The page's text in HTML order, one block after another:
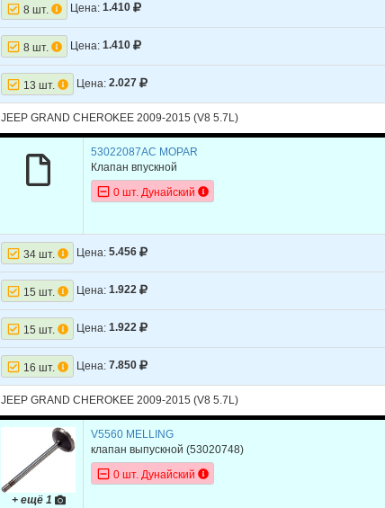
8 шт. Цена: 1.410
8 шт. Цена: 1.410
13 шт. Цена: 2.027
JEEP GRAND CHEROKEE 2009-2015 (V8 5.7L)
53022087AC MOPAR
Клапан впускной
0 шт. Дунайский
34 шт. Цена: 5.456
15 шт. Цена: 1.922
15 шт. Цена: 1.922
16 шт. Цена: 7.850
JEEP GRAND CHEROKEE 2009-2015 (V8 5.7L)
+ ещё 1
V5560 MELLING
клапан выпускной (53020748)
0 шт. Дунайский